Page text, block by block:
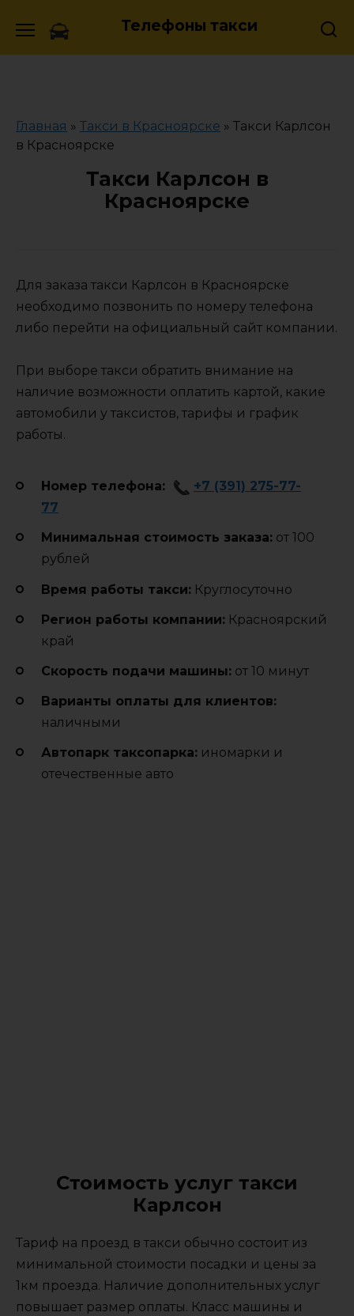
Телефоны такси
Главная » Такси в Красноярске » Такси Карлсон
в Красноярске
Такси Карлсон в
Красноярске
Для заказа такси Карлсон в Красноярске
необходимо позвонить по номеру телефона
либо перейти на официальный сайт компании.
При выборе такси обратить внимание на
наличие возможности оплатить картой, какие
автомобили у таксистов, тарифы и график
работы.
Номер телефона:
+7 (391) 275-77-
77
Минимальная стоимость заказа: от 100
рублей
Время работы такси: Круглосуточно
Регион работы компании: Красноярский
край
Cкорость подачи машины: от 10 минут
Варианты оплаты для клиентов:
наличными
Автопарк таксопарка: иномарки и
отечественные авто
Стоимость услуг такси
Карлсон
Тариф на проезд в такси обычно состоит из
минимальной стоимости посадки и цены за
1км проезда. Наличие дополнительных услуг
повышает размер оплаты. Класс машины и